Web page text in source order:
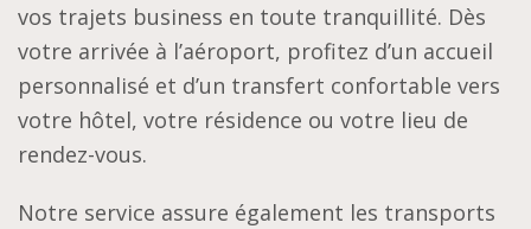
vos trajets business en toute tranquillité. Dès
votre arrivée à l’aéroport, profitez d’un accueil
personnalisé et d’un transfert confortable vers
votre hôtel, votre résidence ou votre lieu de
rendez-vous.
Notre service assure également les transports